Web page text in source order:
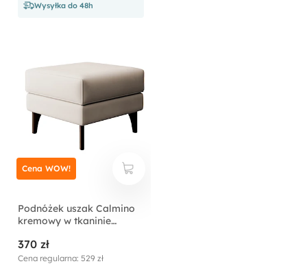
Wysyłka do 48h
Podnóżek uszak Calmino
kremowy w tkaninie
wenge
370 zł
Cena regularna: 529 zł
Cena WOW!